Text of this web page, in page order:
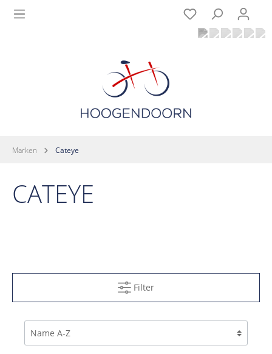
Marken Cateye
CATEYE
Filter